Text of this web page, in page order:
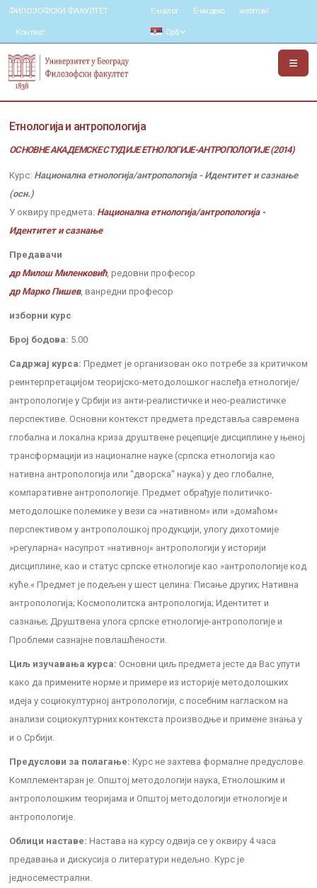
ФИЛОЗОФСКИ ФАКУЛТЕТ
Контакт
Е-налог Е-индекс webmail
Срб
Етнологија и антропологија
ОСНОВНЕ АКАДЕМСКЕ СТУДИЈЕ ЕТНОЛОГИЈЕ-АНТРОПОЛОГИЈЕ (2014)
Курс: Национална етнологија/антропологија - Идентитет и сазнање
(осн.)
У оквиру предмета: Национална етнологија/антропологија -
Идентитет и сазнање
Предавачи
др Милош Миленковић, редовни професор
др Марко Пишев, ванредни професор
изборни курс
Број бодова: 5.00
Садржај курса: Предмет је организован око потребе за критичком
реинтерпретацијом теоријско-методолошког наслеђа етнологије/
антропологије у Србији из анти-реалистичке и нео-реалистичке
перспективе. Основни контекст предмета представља савремена
глобална и локална криза друштвене рецепције дисциплине у њеној
трансформацији из националне науке (српска етнологија као
нативна антропологија или "дворска" наука) у део глобалне,
компаративне антропологије. Предмет обрађује политичко-
методолошке полемике у вези са »нативном« или »домаћом«
перспективом у антрополошкој продукцији, улогу дихотомије
»регуларна« насупрот »нативној« антропологији у историји
дисциплине, као и статус српске етнологије као »антропологије код
куће.« Предмет је подељен у шест целина: Писање других; Нативна
антропологија; Космополитска антропологија; Идентитет и
сазнање; Друштвена улога српске етнологије-антропологије и
Проблеми сазнајне повлашћености.
Циљ изучавања курса: Основни циљ предмета јесте да Вас упути
како да примените норме и примере из историје методолошких
идеја у социокултурној антропологији, с посебним нагласком на
анализи социокултурних контекста производње и примене знања у
и о Србији.
Предуслови за полагање: Курс не захтева формалне предуслове.
Комплементаран је: Општој методологији наука, Етнолошким и
антрополошким теоријама и Општој методологији етнологије и
антропологије.
Облици наставе: Настава на курсу одвија се у оквиру 4 часа
предавања и дискусија о литератури недељно. Курс је
једносеместрални.